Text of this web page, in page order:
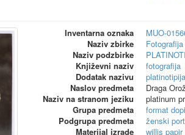
Inventarna oznaka
MUO-
Naziv zbirke
Naziv podzbirke
Književni naziv
fotografija
Dodatak nazivu
platinotipija
Naslov predmeta
Draga
Naziv na stranom jeziku
platinum
Grupa predmeta
format
Podgrupa predmeta
ženski
Materijal izrade
willis papir